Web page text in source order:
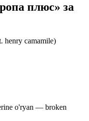
плюс» за
henry camamile)
o'ryan — broken